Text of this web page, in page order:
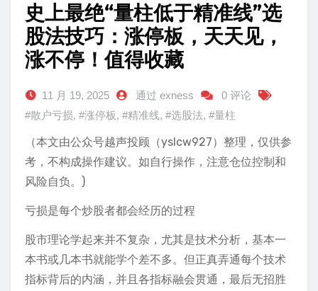
史上最绝“量柱低于精准线”选
股法技巧：涨停板，天天见，
涨不停！值得收藏
11 月 19, 2025 通过 exness
0 评论
#散户亏损, #涨停板, #精准线, #选股法, #量柱
（本文由公众号越声投顾（yslcw927）整理，仅供参
考，不构成操作建议。如自行操作，注意仓位控制和
风险自负。)
亏损是每个炒股者都会经历的过程
股市理论学起来并不复杂，尤其是技术分析，基本一
本书或几本书就能学个差不多。但正真弄通每个技术
指标背后的内涵，并且各指标融会贯通，最后无招胜